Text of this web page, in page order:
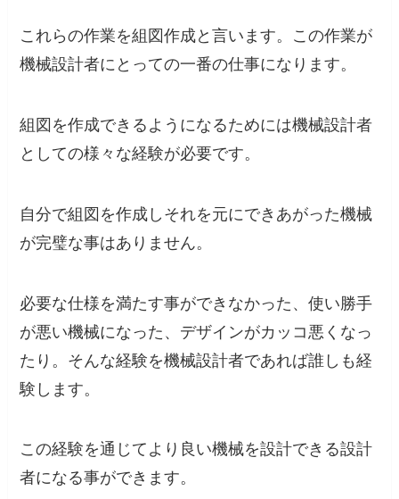
これらの作業を組図作成と言います。この作業が
機械設計者にとっての一番の仕事になります。
組図を作成できるようになるためには機械設計者
としての様々な経験が必要です。
自分で組図を作成しそれを元にできあがった機械
が完璧な事はありません。
必要な仕様を満たす事ができなかった、使い勝手
が悪い機械になった、デザインがカッコ悪くなっ
たり。そんな経験を機械設計者であれば誰しも経
験します。
この経験を通じてより良い機械を設計できる設計
者になる事ができます。